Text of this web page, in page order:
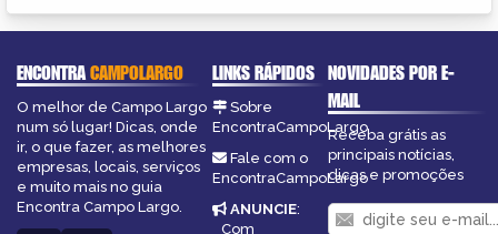
ENCONTRACAMPOLARGO
O melhor de Campo Largo
num só lugar! Dicas, onde
ir, o que fazer, as melhores
empresas, locais, serviços
e muito mais no guia
Encontra Campo Largo.
LINKS RÁPIDOS
Sobre
EncontraCampoLargo
Fale com o
EncontraCampoLargo
ANUNCIE:
Com
NOVIDADES POR E-
MAIL
Receba grátis as
principais notícias,
dicas e promoções